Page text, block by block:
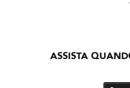
ASSISTA